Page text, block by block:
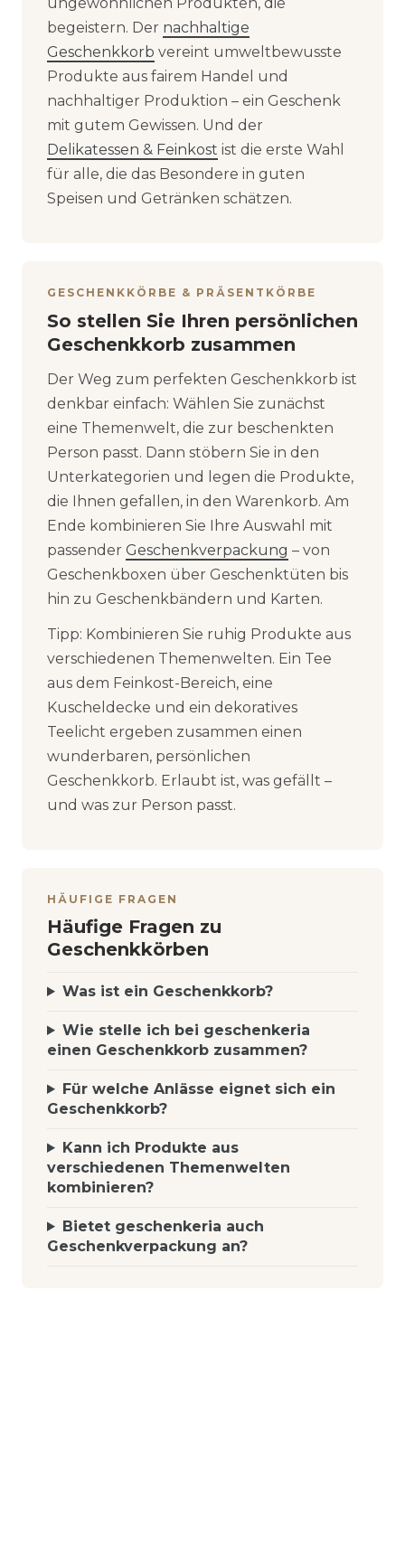
begeistern. Der nachhaltige
Geschenkkorb vereint umweltbewusste
Produkte aus fairem Handel und
nachhaltiger Produktion – ein Geschenk
mit gutem Gewissen. Und der
Delikatessen & Feinkost ist die erste Wahl
für alle, die das Besondere in guten
Speisen und Getränken schätzen.
GESCHENKKÖRBE & PRÄSENTKÖRBE
So stellen Sie Ihren persönlichen
Geschenkkorb zusammen
Der Weg zum perfekten Geschenkkorb ist
denkbar einfach: Wählen Sie zunächst
eine Themenwelt, die zur beschenkten
Person passt. Dann stöbern Sie in den
Unterkategorien und legen die Produkte,
die Ihnen gefallen, in den Warenkorb. Am
Ende kombinieren Sie Ihre Auswahl mit
passender Geschenkverpackung – von
Geschenkboxen über Geschenktüten bis
hin zu Geschenkbändern und Karten.
Tipp: Kombinieren Sie ruhig Produkte aus
verschiedenen Themenwelten. Ein Tee
aus dem Feinkost-Bereich, eine
Kuscheldecke und ein dekoratives
Teelicht ergeben zusammen einen
wunderbaren, persönlichen
Geschenkkorb. Erlaubt ist, was gefällt –
und was zur Person passt.
HÄUFIGE FRAGEN
Häufige Fragen zu
Geschenkkörben
Was ist ein Geschenkkorb?
Wie stelle ich bei geschenkeria
einen Geschenkkorb zusammen?
Für welche Anlässe eignet sich ein
Geschenkkorb?
Kann ich Produkte aus
verschiedenen Themenwelten
kombinieren?
Bietet geschenkeria auch
Geschenkverpackung an?